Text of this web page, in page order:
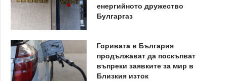
енергийното дружество
Булгаргаз
Горивата в България
продължават да поскъпват
въпреки заявките за мир в
Близкия изток